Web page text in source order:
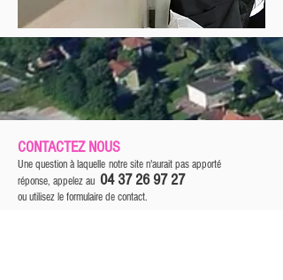
CONTACTEZ NOUS
Une question à laquelle notre site n'aurait pas apporté
réponse, appelez au 04 37 26 97 27
ou utilisez le formulaire de contact.